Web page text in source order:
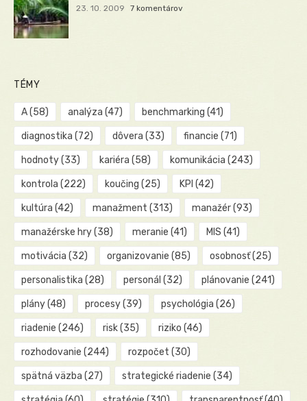
23. 10. 2009 7 komentárov
TÉMY
A(58) analýza (47) benchmarking (41)
diagnostika (72) dôvera (33) financie (71)
hodnoty(33) kariéra (58) komunikácia (243)
kontrola (222) koučing (25) KPI (42)
kultúra (42) manažment (313) manažér(93)
manažérske hry(38) meranie (41) MIS (41)
motivácia (32) organizovanie (85) osobnosť(25)
personalistika (28) personál (32) plánovanie (241)
plány(48) procesy(39) psychológia (26)
riadenie (246) risk(35) riziko (46)
rozhodovanie (244) rozpočet (30)
spätná väzba (27) strategické riadenie (34)